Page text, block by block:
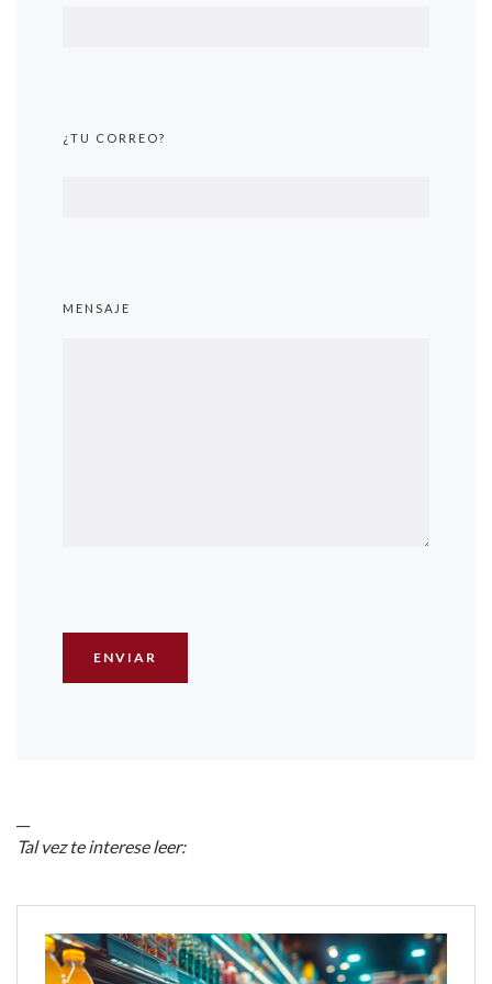
¿TU CORREO?
MENSAJE
Tal vez te interese leer: